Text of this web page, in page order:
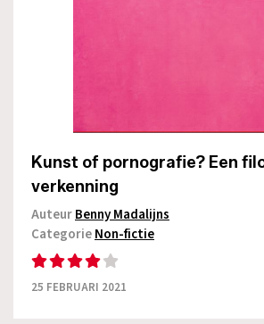
Kunst of pornografie? Een
verkenning
AuteurBenny Madalijns
CategorieNon-fictie
25 FEBRUARI 2021